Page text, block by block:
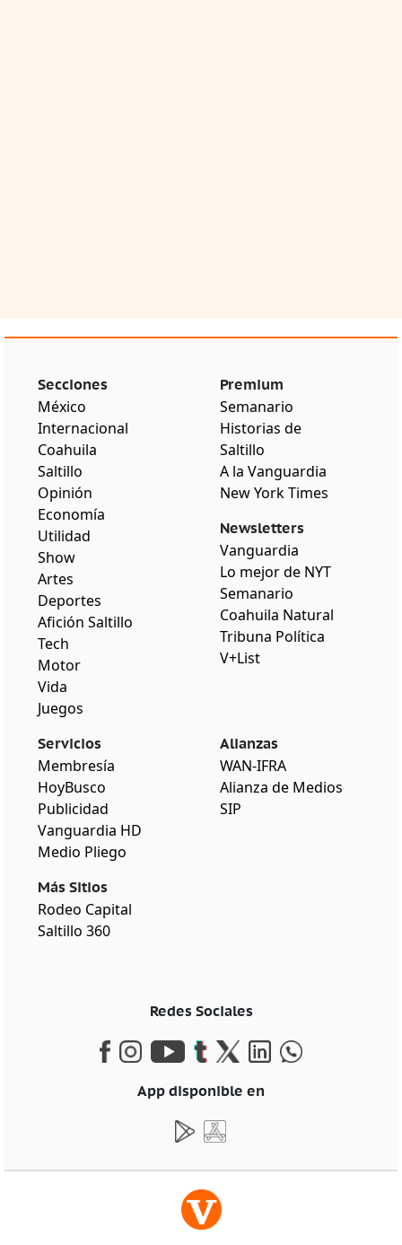
Secciones
México
Internacional
Coahuila
Saltillo
Opinión
Economía
Utilidad
Show
Artes
Deportes
Afición Saltillo
Tech
Motor
Vida
Juegos
Premium
Semanario
Historias de
Saltillo
A la Vanguardia
New York Times
Newsletters
Vanguardia
Lo mejor de NYT
Semanario
Coahuila Natural
Tribuna Política
V+List
Servicios
Membresía
HoyBusco
Publicidad
Vanguardia HD
Medio Pliego
Más Sitios
Rodeo Capital
Saltillo 360
Alianzas
WAN-IFRA
Alianza de Medios
SIP
Redes Sociales
App disponible en